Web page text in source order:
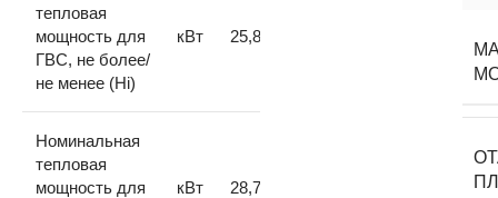
тепловая
мощность для
ГВС, не более/
не менее (Hi)
кВт 25,8/11,0
Номинальная
тепловая
мощность для
кВт 28,7/12,2